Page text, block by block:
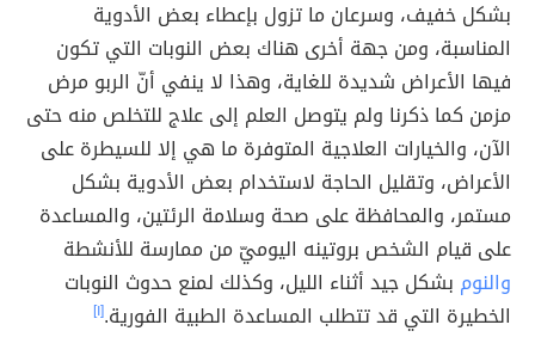
بشكل خفيف، وسرعان ما تزول بإعطاء بعض الأدوية
المناسبة، ومن جهة أخرى هناك بعض النوبات التي تكون
فيها الأعراض شديدة للغاية، وهذا لا ينفي أنّ الربو مرض
مزمن كما ذكرنا ولم يتوصل العلم إلى علاج للتخلص منه حتى
الآن، والخيارات العلاجية المتوفرة ما هي إلا للسيطرة على
الأعراض، وتقليل الحاجة لاستخدام بعض الأدوية بشكل
مستمر، والمحافظة على صحة وسلامة الرئتين، والمساعدة
على قيام الشخص بروتينه اليوميّ من ممارسة للأنشطة
والنوم بشكل جيد أثناء الليل، وكذلك لمنع حدوث النوبات
الخطيرة التي قد تتطلب المساعدة الطبية الفورية.[١]